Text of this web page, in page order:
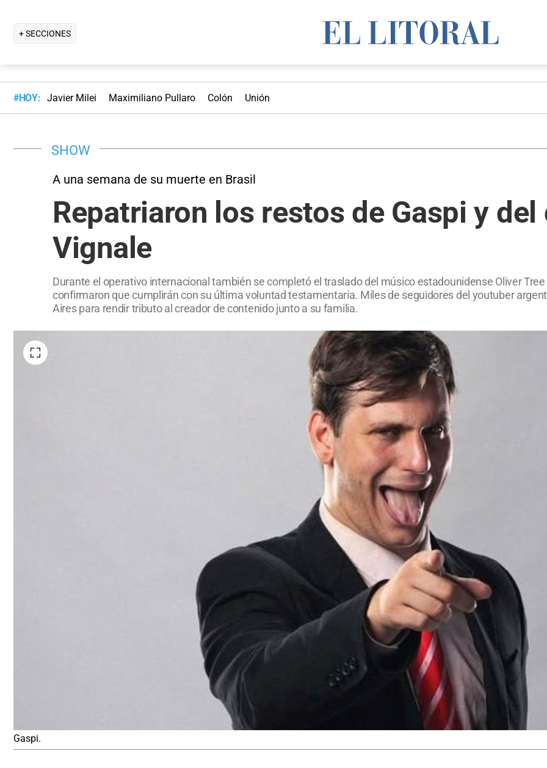
+ SECCIONES
#HOY: Javier Milei Maximiliano Pullaro Colón Unión
SHOW
A una semana de su muerte en Brasil
Repatriaron los restos de Gaspi y
Vignale
Durante el operativo internacional también se completó el traslado del músico estadounidense Oliver
confirmaron que cumplirán con su última voluntad testamentaria. Miles de seguidores del youtuber
Aires para rendir tributo al creador de contenido junto a su familia.
Gaspi.